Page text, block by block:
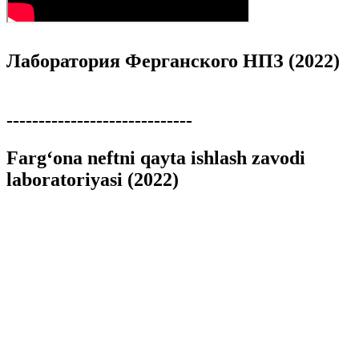
Лаборатория Ферганского НПЗ (2022)
-----------------------------
Farg‘ona neftni qayta ishlash zavodi
laboratoriyasi (2022)